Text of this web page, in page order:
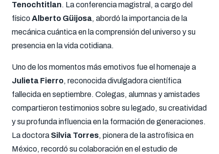
Tenochtitlan. La conferencia magistral, a cargo del
físicoAlberto Güijosa, abordó la importancia de la
mecánica cuántica en la comprensión del universo y su
presencia en la vida cotidiana.
Uno de los momentos más emotivos fue el homenaje a
Julieta Fierro, reconocida divulgadora científica
fallecida en septiembre. Colegas, alumnas y amistades
compartieron testimonios sobre su legado, su creatividad
y su profunda influencia en la formación de generaciones.
La doctora Silvia Torres, pionera de la astrofísica en
México, recordó su colaboración en el estudio de